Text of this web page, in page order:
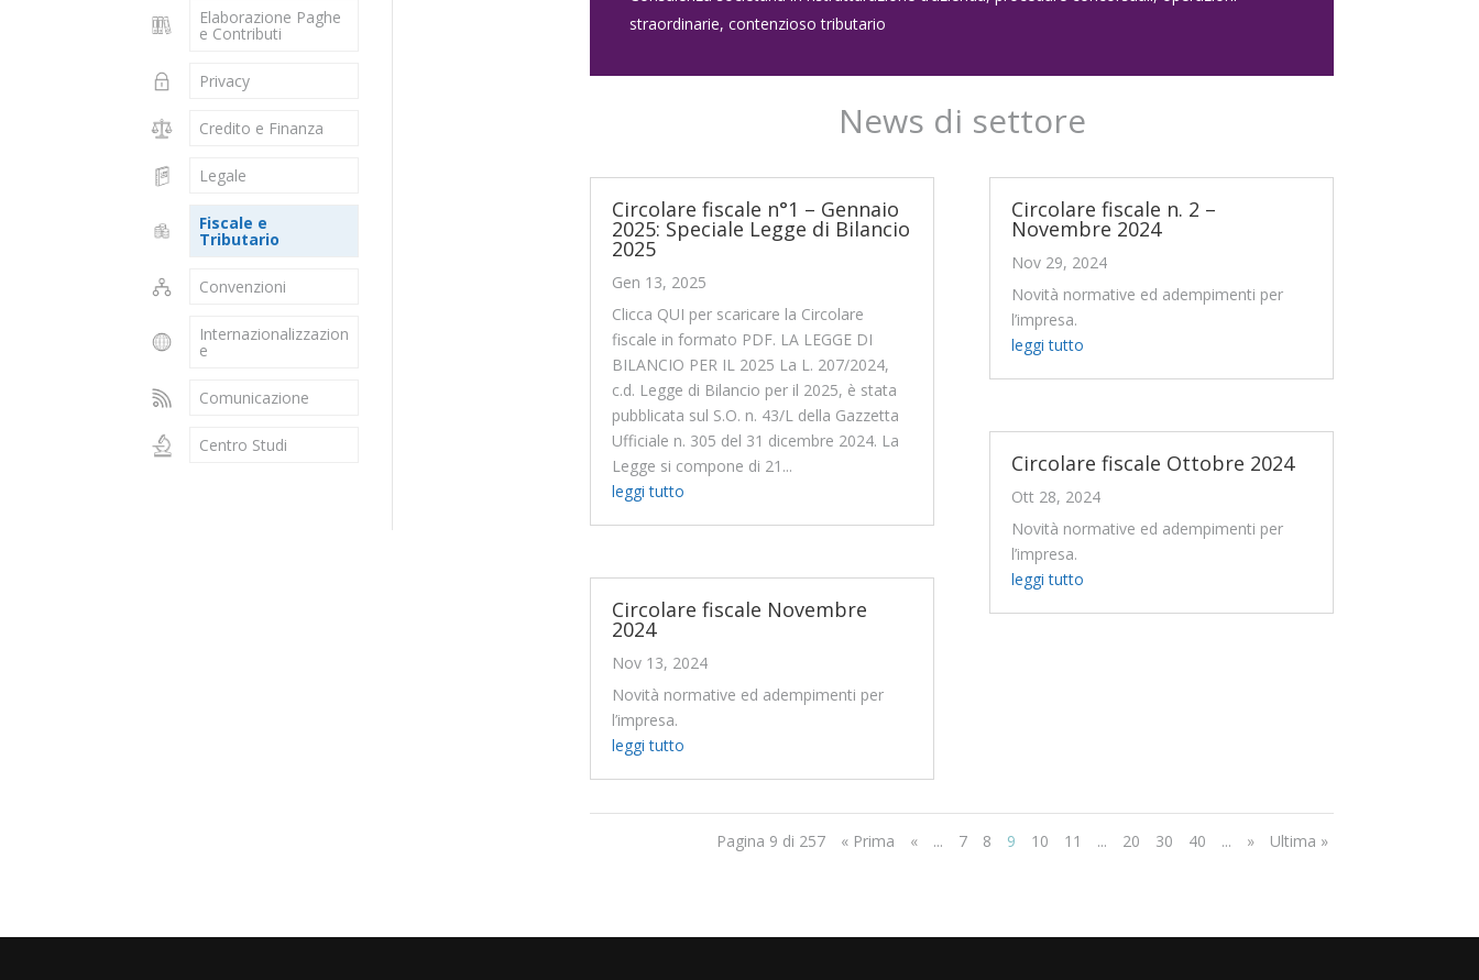
Elaborazione Paghe
e Contributi
Privacy
Credito e Finanza
Legale
Fiscale e
Tributario
Convenzioni
Internazionalizzazion
e
Comunicazione
Centro Studi
straordinarie, contenzioso tributario
News di settore
Circolare fiscale n°1 – Gennaio
2025: Speciale Legge di Bilancio
2025
Gen 13, 2025
Clicca QUI per scaricare la Circolare
fiscale in formato PDF. LA LEGGE DI
BILANCIO PER IL 2025 La L. 207/2024,
c.d. Legge di Bilancio per il 2025, è stata
pubblicata sul S.O. n. 43/L della Gazzetta
Ufficiale n. 305 del 31 dicembre 2024. La
Legge si compone di 21...
leggi tutto
Circolare fiscale Novembre
2024
Nov 13, 2024
Novità normative ed adempimenti per
l’impresa.
leggi tutto
Circolare fiscale n. 2 –
Novembre 2024
Nov 29, 2024
Novità normative ed adempimenti per
l’impresa.
leggi tutto
Circolare fiscale Ottobre 2024
Ott 28, 2024
Novità normative ed adempimenti per
l’impresa.
leggi tutto
Pagina 9 di 257 « Prima « ... 7 8 9 10 11 ... 20 30 40 ... » Ultima »